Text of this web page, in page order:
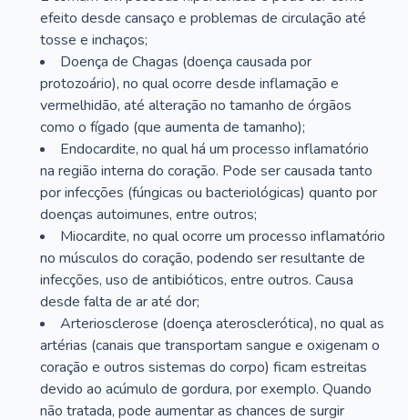
efeito desde cansaço e problemas de circulação até
tosse e inchaços;
Doença de Chagas (doença causada por
protozoário), no qual ocorre desde inflamação e
vermelhidão, até alteração no tamanho de órgãos
como o fígado (que aumenta de tamanho);
Endocardite, no qual há um processo inflamatório
na região interna do coração. Pode ser causada tanto
por infecções (fúngicas ou bacteriológicas) quanto por
doenças autoimunes, entre outros;
Miocardite, no qual ocorre um processo inflamatório
no músculos do coração, podendo ser resultante de
infecções, uso de antibióticos, entre outros. Causa
desde falta de ar até dor;
Arteriosclerose (doença aterosclerótica), no qual as
artérias (canais que transportam sangue e oxigenam o
coração e outros sistemas do corpo) ficam estreitas
devido ao acúmulo de gordura, por exemplo. Quando
não tratada, pode aumentar as chances de surgir